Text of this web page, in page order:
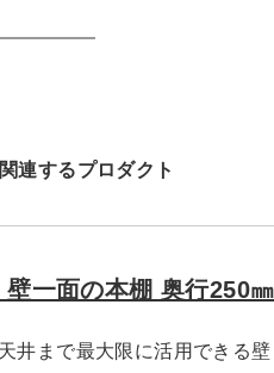
連するプロダクト
一面の本棚 奥行250㎜
井まで最大限に活用できる壁